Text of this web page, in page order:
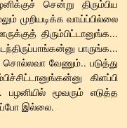
சென்று திரும்பிய
முறியடிக்க வாய்ப்பில்லை
திரும்பிட்டானுங்க...
பாருங்க...
வேணும்.. படுத்து
கிளப்பி
மூவரும் எடுத்த
இல்லை.